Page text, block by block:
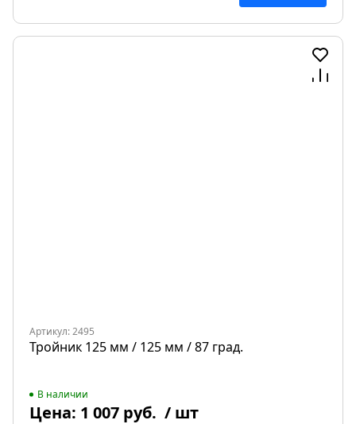
Артикул: 2495
Тройник 125 мм / 125 мм / 87 град.
В наличии
Цена: 1 007 руб. / шт